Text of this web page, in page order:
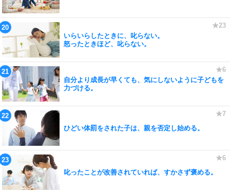
いらいらしたときに、叱らない。
怒ったときほど、叱らない。
自分より成長が早くても、気にしないように子どもを
力づける。
ひどい体罰をされた子は、親を否定し始める。
叱ったことが改善されていれば、すかさず褒める。